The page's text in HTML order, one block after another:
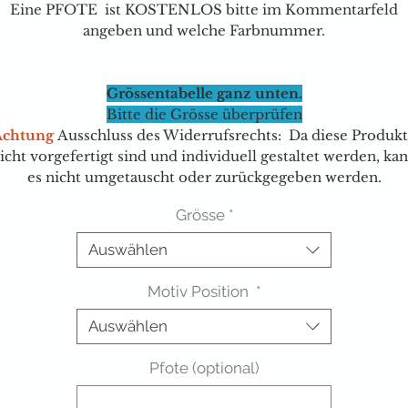
Eine PFOTE ist KOSTENLOS bitte im Kommentarfeld
angeben und welche Farbnummer.
Grössentabelle ganz unten.
Bitte die Grösse überprüfen
Ausschluss des Widerrufsrechts: Da diese
vorgefertigt sind und individuell gestaltet werden,
es nicht umgetauscht oder zurückgegeben werden.
Grösse *
Auswählen
Motiv Position *
Auswählen
Pfote (optional)